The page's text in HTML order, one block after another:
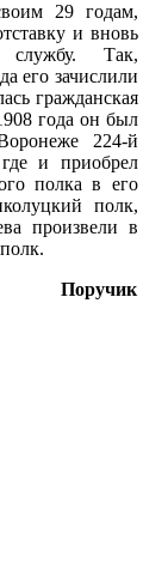
29 годам,
и вновь
службу. Так,
его зачислили
гражданская
года он был
224-й
и приобрел
полка в его
полк,
произвели в
Поручик